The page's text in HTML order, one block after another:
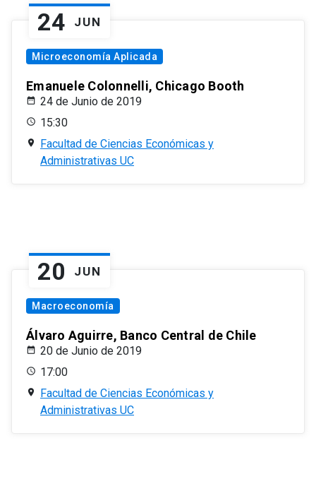
24 JUN
Microeconomía Aplicada
Emanuele Colonnelli, Chicago Booth
24 de Junio de 2019
15:30
Facultad de Ciencias Económicas y
Administrativas UC
20 JUN
Macroeconomía
Álvaro Aguirre, Banco Central de Chile
20 de Junio de 2019
17:00
Facultad de Ciencias Económicas y
Administrativas UC